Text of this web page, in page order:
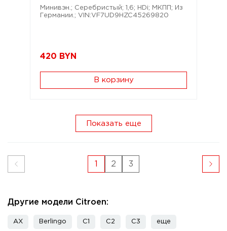
Минивэн.; Серебристый; 1,6; HDi; МКПП; Из
Германии.; VIN:VF7UD9HZC45269820
420 BYN
В корзину
Показать еще
1 2 3
Другие модели Citroen:
AX Berlingo C1 C2 C3 еще